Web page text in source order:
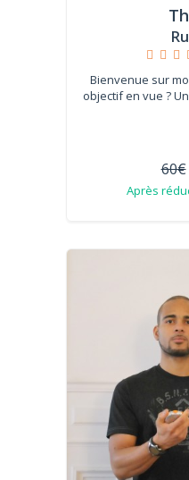
Bienvenue sur
objectif en vue ?
60€
Après